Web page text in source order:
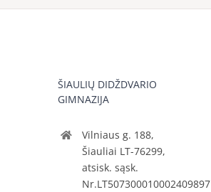
ŠIAULIŲ DIDŽDVARIO
GIMNAZIJA
Vilniaus g. 188,
Šiauliai LT-76299,
atsisk. sąsk.
Nr.LT507300010002409897